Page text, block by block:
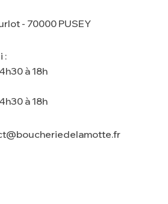
- 70000 PUSEY
:
à 18h
à 18h